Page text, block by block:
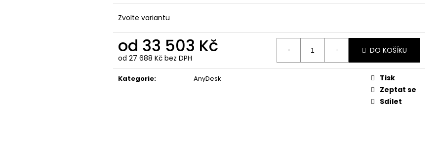
Zvolte variantu
od 33 503 Kč
od 27 688 Kč bez DPH
Měrná
cena:
DO KOŠÍKU
Kategorie: AnyDesk
Tisk
Zeptat se
Sdílet
REALVNC CONNECT BUSINESS PLUS - 50 TEAMVIEWER BUSINESS - 1 ROK / 200
12 327 Kč